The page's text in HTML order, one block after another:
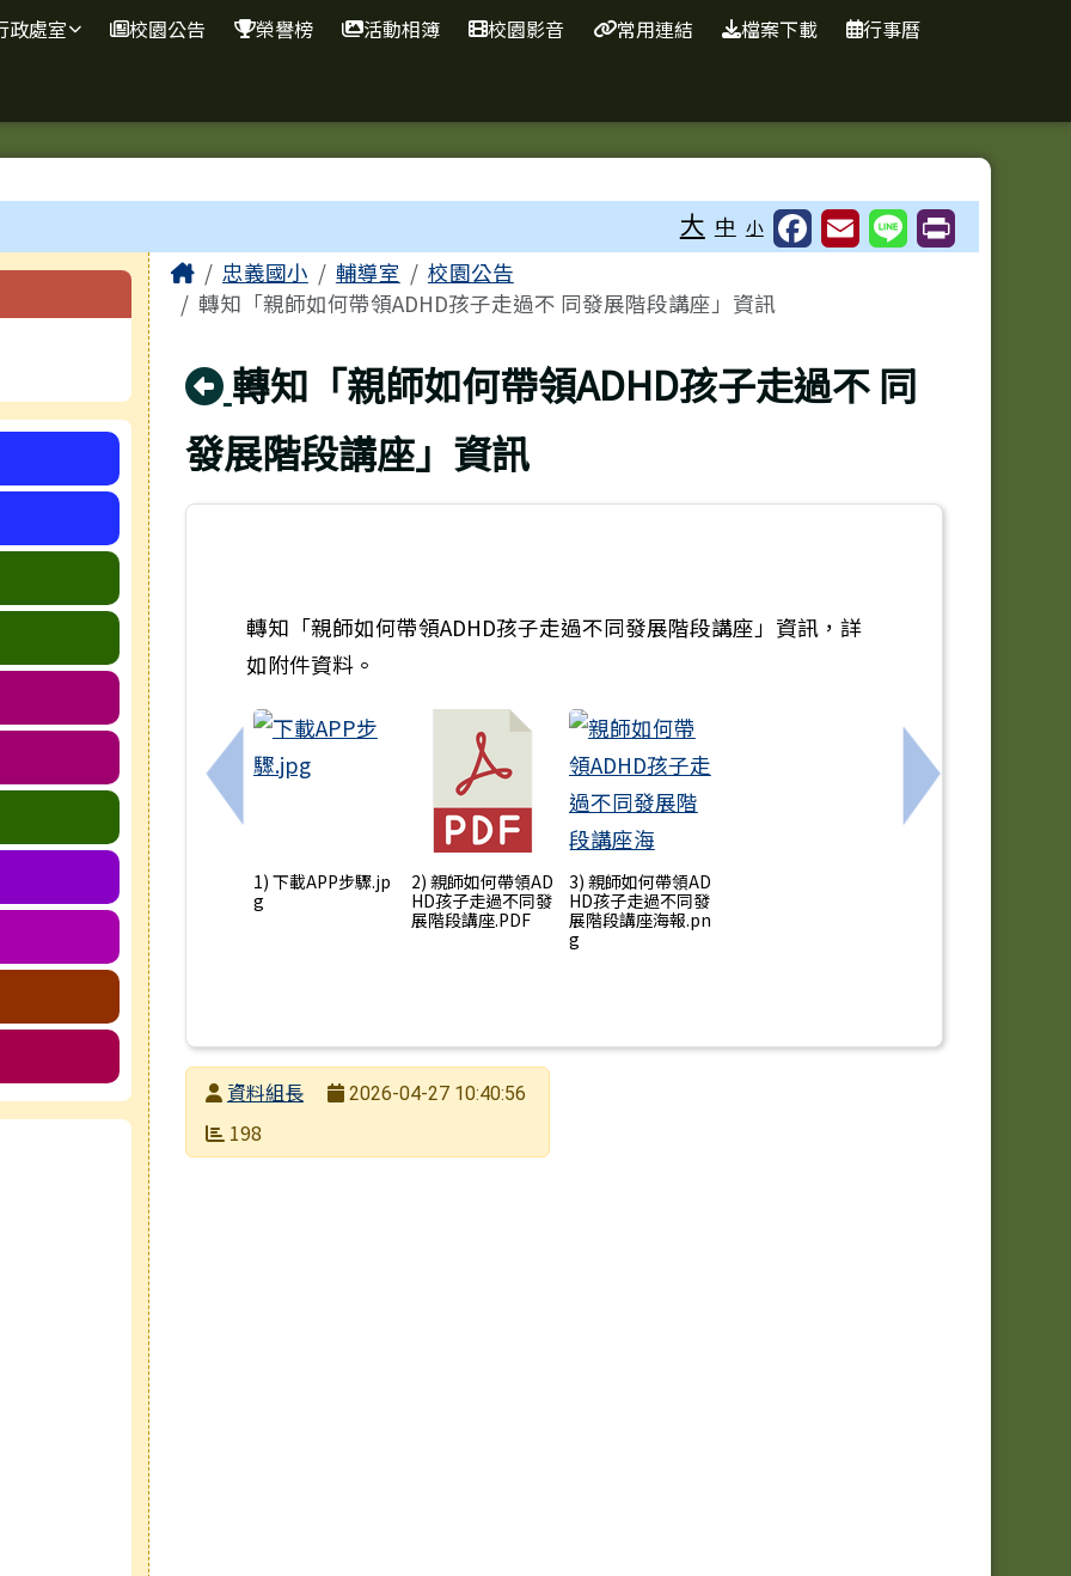
政處室 校園公告 榮譽榜 活動相簿 校園影音 常用連結 檔案下載 行事曆
⏸
大 中 小
主內容區域
Home忠義國小 輔導室
校園公告
轉知「親師如何帶領ADHD孩子走過不 同發展階段講座」資訊
回上頁
轉知「親師如何帶領ADHD孩子走過不 同
發展階段講座」資訊
上一筆：轉知「115年度友善校園─推動國中適性輔導工作」研習資訊，歡迎有興趣之
轉知「親師如何帶領ADHD孩子走過不同發展階段講座」資訊，詳
如附件資料。
1) 下載APP步驟.jp
g
2) 親師如何帶領AD
HD孩子走過不同發
展階段講座.PDF
3) 親師如何帶領AD
HD孩子走過不同發
展階段講座海報.pn
g
下一筆：衛生
發布者資料組長
發布日期
2026-04-27 10:40:56
瀏覽次數
198